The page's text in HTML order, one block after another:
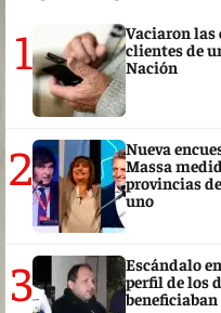
1
Vaciaron las
clientes de
Nación
2
Nueva
Massa
provincias
uno
3
Escándalo
perfil de los
beneficiaban